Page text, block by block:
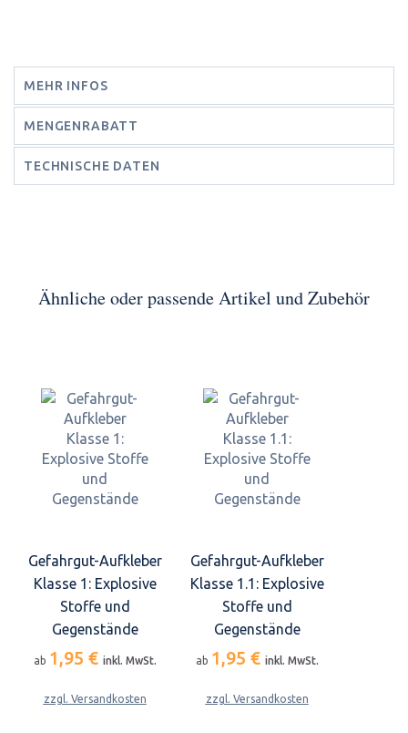
MEHR INFOS
MENGENRABATT
TECHNISCHE DATEN
Ähnliche oder passende Artikel und Zubehör
Gefahrgut-Aufkleber
Klasse 1: Explosive
Stoffe und
Gegenstände
ab 1,95 € inkl. MwSt.
zzgl. Versandkosten
Gefahrgut-Aufkleber
Klasse 1.1: Explosive
Stoffe und
Gegenstände
ab 1,95 € inkl. MwSt.
zzgl. Versandkosten